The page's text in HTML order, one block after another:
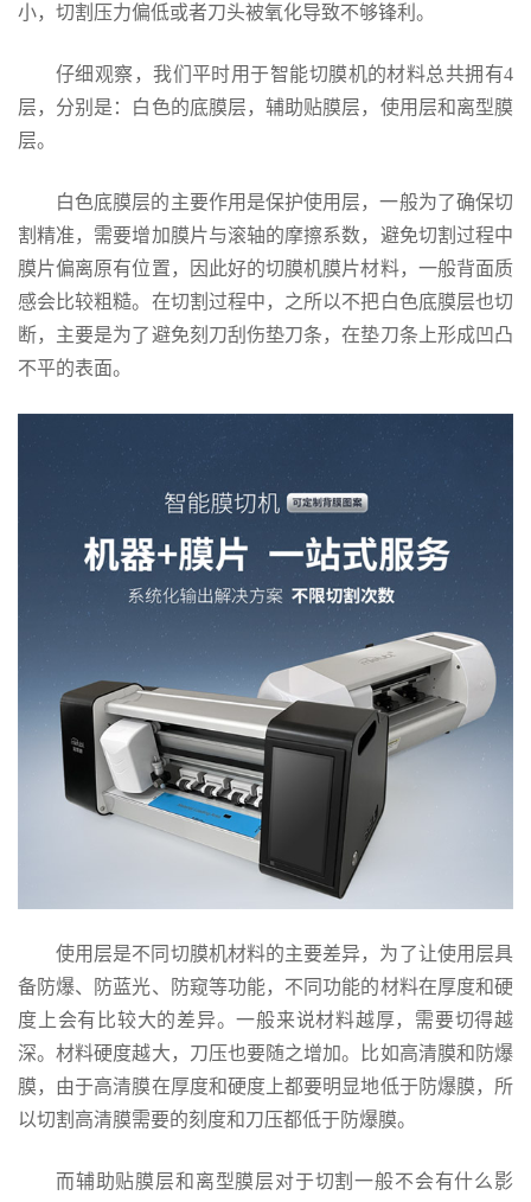
小，切割压力偏低或者刀头被氧化导致不够锋利。
仔细观察，我们平时用于智能切膜机的材料总共拥有4
层，分别是：白色的底膜层，辅助贴膜层，使用层和离型膜
层。
白色底膜层的主要作用是保护使用层，一般为了确保切
割精准，需要增加膜片与滚轴的摩擦系数，避免切割过程中
膜片偏离原有位置，因此好的切膜机膜片材料，一般背面质
感会比较粗糙。在切割过程中，之所以不把白色底膜层也切
断，主要是为了避免刻刀刮伤垫刀条，在垫刀条上形成凹凸
不平的表面。
使用层是不同切膜机材料的主要差异，为了让使用层具
备防爆、防蓝光、防窥等功能，不同功能的材料在厚度和硬
度上会有比较大的差异。一般来说材料越厚，需要切得越
深。材料硬度越大，刀压也要随之增加。比如高清膜和防爆
膜，由于高清膜在厚度和硬度上都要明显地低于防爆膜，所
以切割高清膜需要的刻度和刀压都低于防爆膜。
而辅助贴膜层和离型膜层对于切割一般不会有什么影